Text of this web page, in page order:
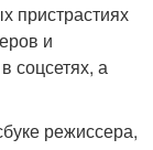
пристрастиях
и
соцсетях, а
режиссера,